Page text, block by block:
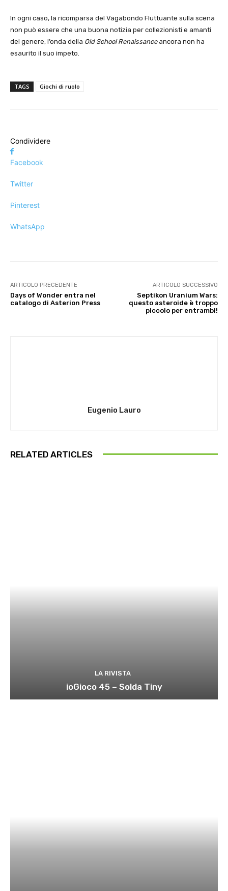
In ogni caso, la ricomparsa del Vagabondo Fluttuante sulla scena
non può essere che una buona notizia per collezionisti e amanti
del genere, l’onda della Old School Renaissanceancora non ha
esaurito il suo impeto.
TAGS Giochi di ruolo
Condividere
Facebook
Twitter
Pinterest
WhatsApp
ARTICOLO PRECEDENTE
Days of Wonder entra nel
catalogo di Asterion Press
ARTICOLO SUCCESSIVO
Septikon Uranium Wars:
questo asteroide è troppo
piccolo per entrambi!
Eugenio Lauro
RELATED ARTICLES
LA RIVISTA
ioGioco 45 – Solda Tiny